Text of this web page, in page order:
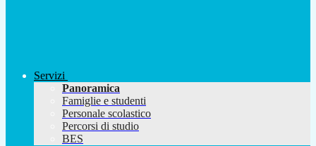
Servizi
Panoramica
Famiglie e studenti
Personale scolastico
Percorsi di studio
BES